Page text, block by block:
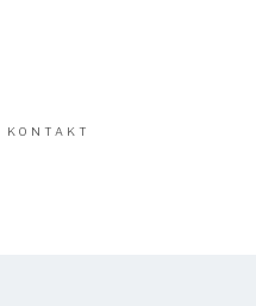
KONTAKT